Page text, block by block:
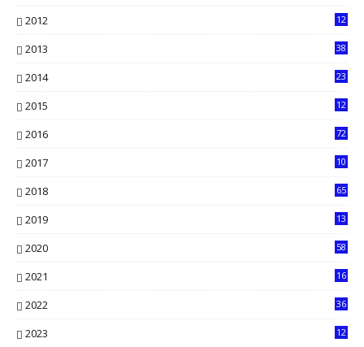
2012
12
2013
38
2014
23
2015
12
2016
72
2017 10
2018 65
2019
13
2020
58
2021
16
2022
36
2023
12